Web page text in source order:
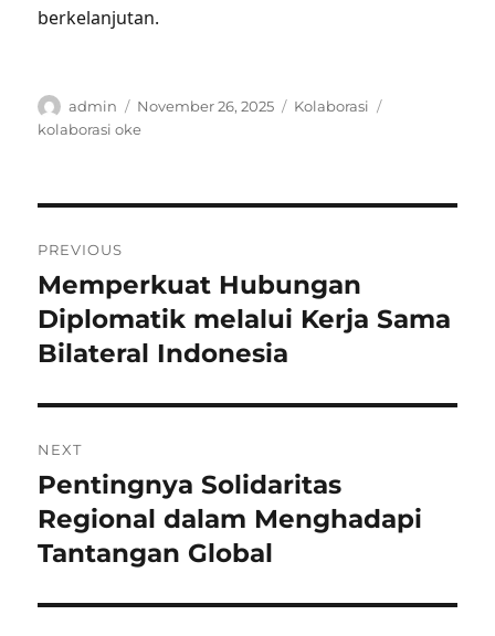
berkelanjutan.
Author
admin
Posted
on
November 26, 2025 Categories
Kolaborasi
kolaborasi oke
navigation
PREVIOUS
Previous
post:
Memperkuat Hubungan
Diplomatik melalui Kerja Sama
Bilateral Indonesia
NEXT
Next
post:
Pentingnya Solidaritas
Regional dalam Menghadapi
Tantangan Global